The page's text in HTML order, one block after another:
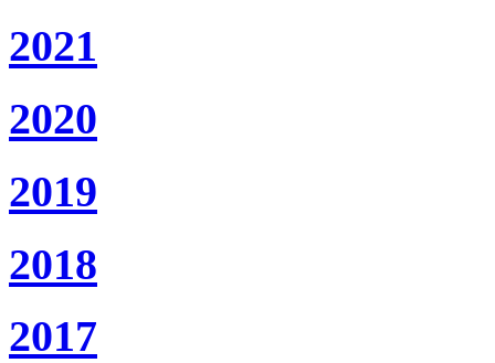
2021
2020
2019
2018
2017